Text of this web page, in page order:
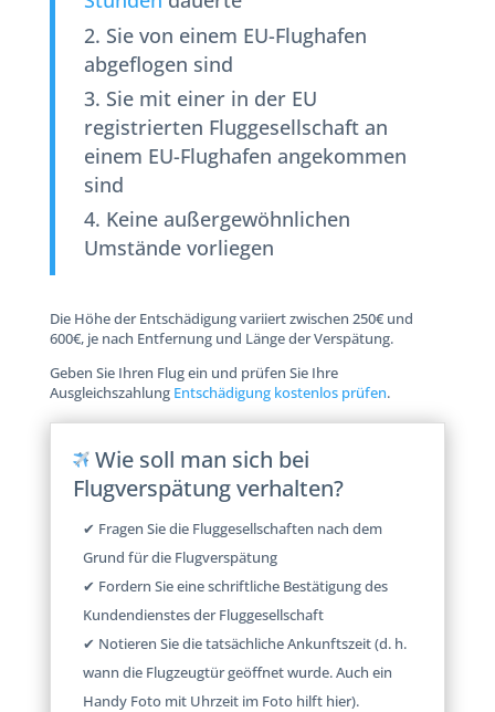
Sie von einem EU-Flughafen
abgeflogen sind
Sie mit einer in der EU
registrierten Fluggesellschaft an
einem EU-Flughafen angekommen
sind
Keine außergewöhnlichen
Umstände vorliegen
Die Höhe der Entschädigung variiert zwischen 250€ und
600€, je nach Entfernung und Länge der Verspätung.
Geben Sie Ihren Flug ein und prüfen Sie Ihre
Ausgleichszahlung Entschädigung kostenlos prüfen.
Wie soll man sich bei
Flugverspätung verhalten?
✔ Fragen Sie die Fluggesellschaften nach dem
Grund für die Flugverspätung
✔ Fordern Sie eine schriftliche Bestätigung des
Kundendienstes der Fluggesellschaft
✔ Notieren Sie die tatsächliche Ankunftszeit (d. h.
wann die Flugzeugtür geöffnet wurde. Auch ein
Handy Foto mit Uhrzeit im Foto hilft hier).